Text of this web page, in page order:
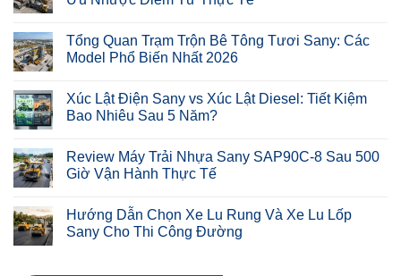
Tổng Quan Trạm Trộn Bê Tông Tươi Sany: Các
Model Phổ Biến Nhất 2026
Xúc Lật Điện Sany vs Xúc Lật Diesel: Tiết Kiệm
Bao Nhiêu Sau 5 Năm?
Review Máy Trải Nhựa Sany SAP90C-8 Sau 500
Giờ Vận Hành Thực Tế
Hướng Dẫn Chọn Xe Lu Rung Và Xe Lu Lốp
Sany Cho Thi Công Đường